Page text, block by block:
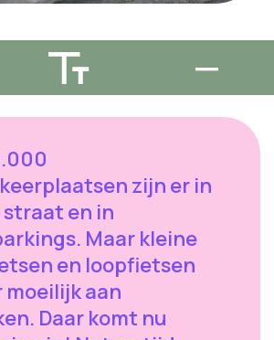
zijn er in
en in
Maar kleine
en loopfietsen
moeilijk aan
Daar komt nu